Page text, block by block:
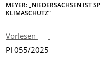
MEYER: „NIEDERSACHSEN IST
KLIMASCHUTZ“
Vorlesen
PI 055/2025